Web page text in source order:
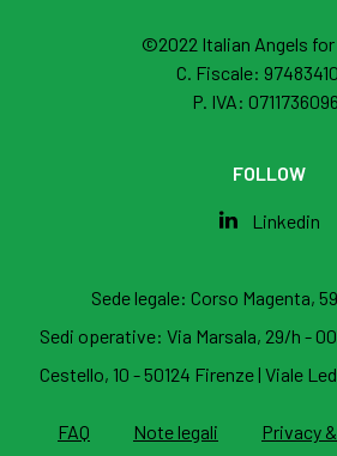
©2022 Italian Angels
C. Fiscale:
P. IVA:
FOLLOW
Linkedin
Sede legale: Corso Magenta,
Sedi operative: Via Marsala, 29/h -
Cestello, 10 - 50124 Firenze| Viale
FAQ Note legali Privacy